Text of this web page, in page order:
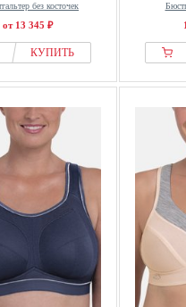
без косточек
от 13 345 ₽
КУПИТЬ